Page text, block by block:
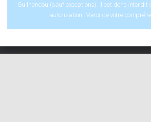
Guilhendou (sauf exceptions). Il est donc interdit
autorisation. Merci de votre